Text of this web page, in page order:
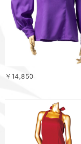
￥14,850